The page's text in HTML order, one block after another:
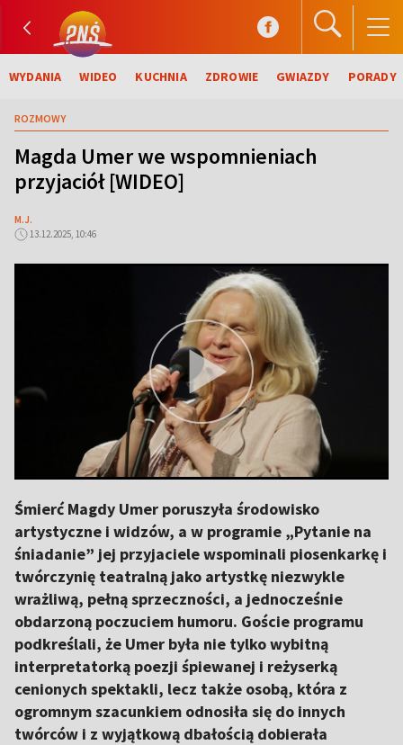
WYDANIA WIDEO KUCHNIA ZDROWIE GWIAZDY PORADY
ROZMOWY
Magda Umer we wspomnieniach
przyjaciół [WIDEO]
M.J.
13.12.2025, 10:46
Śmierć Magdy Umer poruszyła środowisko
artystyczne i widzów, a w programie „Pytanie na
śniadanie” jej przyjaciele wspominali piosenkarkę i
twórczynię teatralną jako artystkę niezwykle
wrażliwą, pełną sprzeczności, a jednocześnie
obdarzoną poczuciem humoru. Goście programu
podkreślali, że Umer była nie tylko wybitną
interpretatorką poezji śpiewanej i reżyserką
cenionych spektakli, lecz także osobą, która z
ogromnym szacunkiem odnosiła się do innych
twórców i z wyjątkową dbałością dobierała